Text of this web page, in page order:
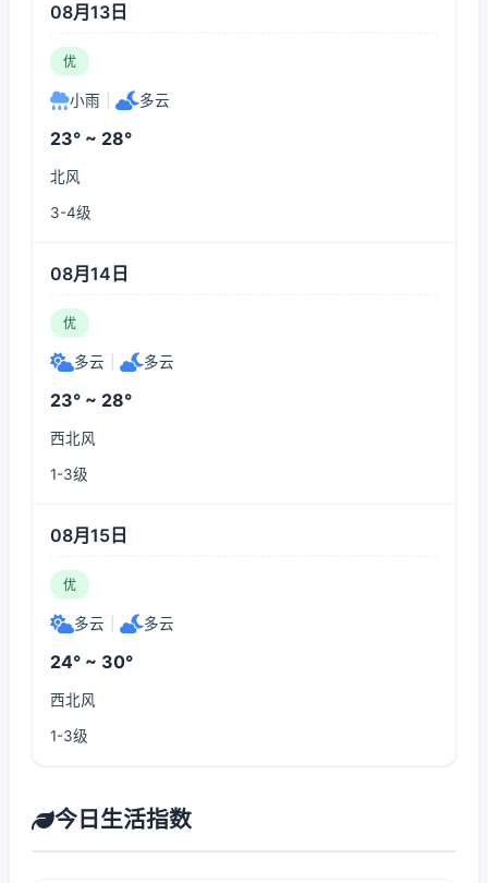
08月13日
优
小雨 多云
23° ~ 28°
北风
3-4级
08月14日
优
多云 多云
23° ~ 28°
西北风
1-3级
08月15日
优
多云 多云
24° ~ 30°
西北风
1-3级
今日生活指数